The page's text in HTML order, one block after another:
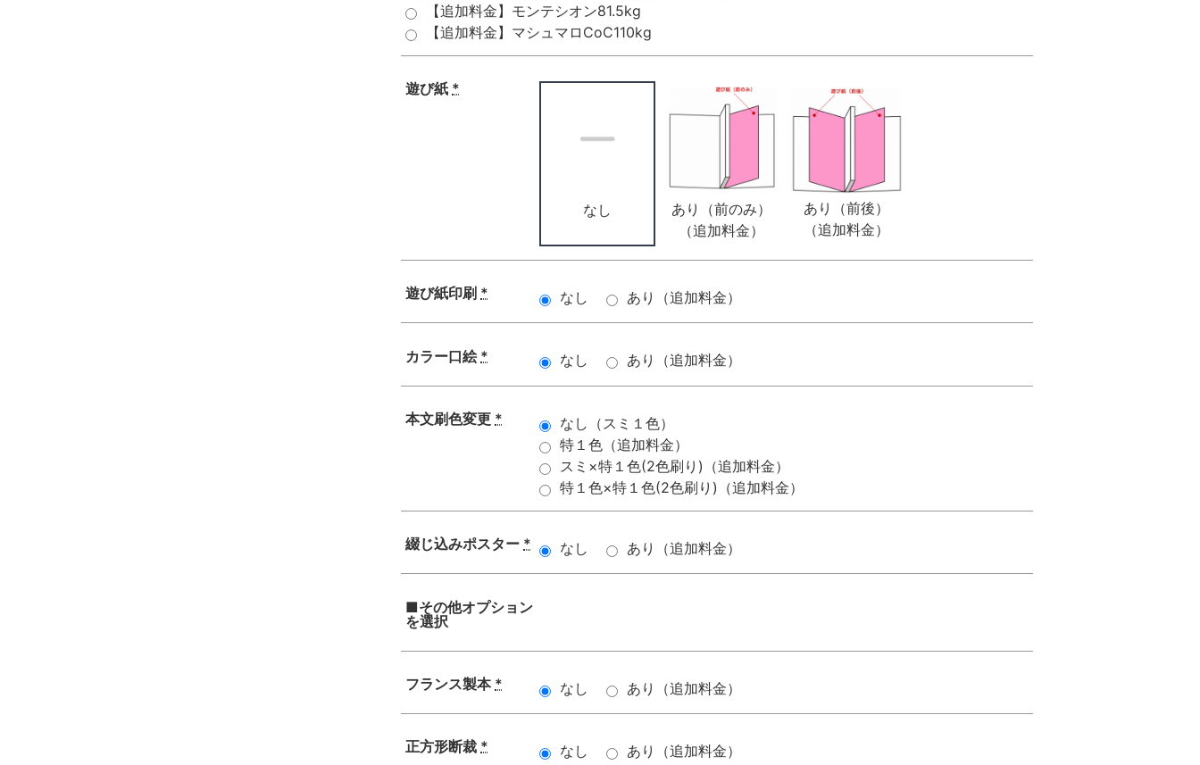
【追加料金】モンテシオン81.5kg
【追加料金】マシュマロCoC110kg
遊び紙 *
なし
あり（前のみ）
（追加料金）
あり（前後）
（追加料金）
遊び紙印刷 * なし あり（追加料金）
カラー口絵 * なし あり（追加料金）
本文刷色変更 *
なし（スミ１色）
特１色（追加料金）
スミ×特１色(2色刷り)（追加料金）
特１色×特１色(2色刷り)（追加料金）
綴じ込みポスター * なし あり（追加料金）
■その他オプション
を選択
フランス製本 * なし あり（追加料金）
正方形断裁 * なし あり（追加料金）